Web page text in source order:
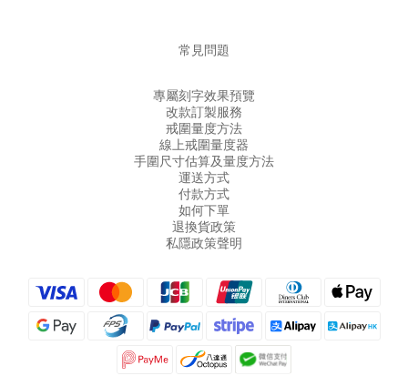
常見問題
專屬刻字效果預覽
改款訂製服務
戒圍量度方法
線上戒圍量度器
手圍尺寸估算及量度方法
運送方式
付款方式
如何下單
退換貨政策
私隱政策聲明